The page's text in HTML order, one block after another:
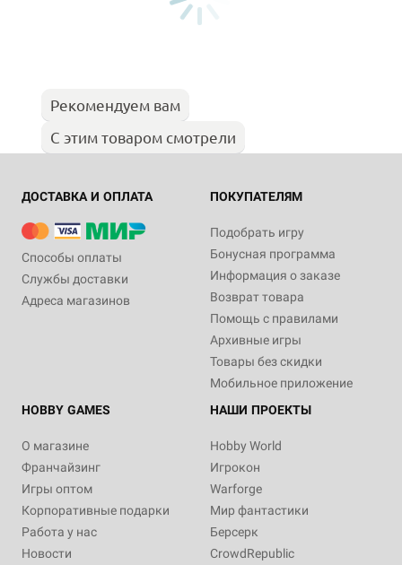
Рекомендуем вам
С этим товаром смотрели
ДОСТАВКА И ОПЛАТА
Способы оплаты
Службы доставки
Адреса магазинов
ПОКУПАТЕЛЯМ
Подобрать игру
Бонусная программа
Информация о заказе
Возврат товара
Помощь с правилами
Архивные игры
Товары без скидки
Мобильное приложение
HOBBY GAMES
О магазине
Франчайзинг
Игры оптом
Корпоративные подарки
Работа у нас
Новости
НАШИ ПРОЕКТЫ
Hobby World
Игрокон
Warforge
Мир фантастики
Берсерк
CrowdRepublic